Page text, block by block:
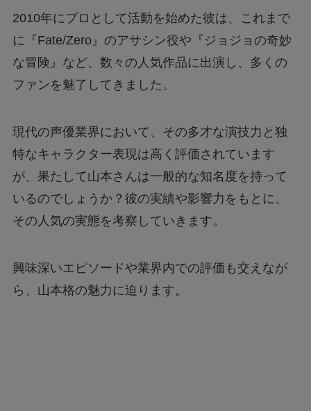
2010年にプロとして活動を始めた彼は、これまで
に『Fate/Zero』のアサシン役や『ジョジョの奇妙
な冒険』など、数々の人気作品に出演し、多くの
ファンを魅了してきました。
現代の声優業界において、その多才な演技力と独
特なキャラクター表現は高く評価されています
が、果たして山本さんは一般的な知名度を持って
いるのでしょうか？彼の実績や影響力をもとに、
その人気の実態を考察していきます。
興味深いエピソードや業界内での評価も交えなが
ら、山本格の魅力に迫ります。